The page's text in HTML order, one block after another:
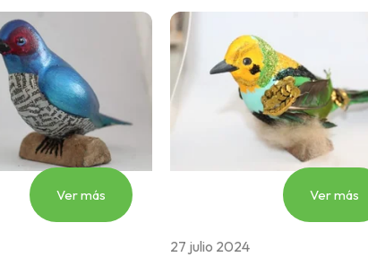
Ver más Ver más
27 julio 2024